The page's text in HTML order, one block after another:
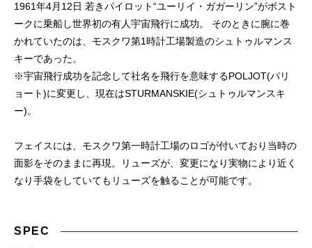
1961年4月12日 若きパイロット“ユーリイ・ガガーリン”がボスト
ークに乗船し世界初の有人宇宙飛行に成功。 そのときに腕に巻
かれていたのは、モスクワ第1時計工場製造のシュトゥルマンス
キーであった。
※宇宙飛行成功を記念して社名を飛行を意味するPOLJOT(パリ
ョート)に変更し、現在はSTURMANSKIE(シュトゥルマンスキ
ー)。
フェイスには、モスクワ第一時計工場のロゴが付いており当時の
面影をそのままに再現。リューズが、変更になり実物により近く
なり手袋をしていてもリューズを触ることが可能です。
SPEC